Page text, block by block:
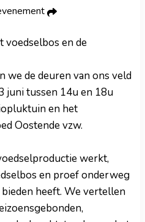
voedselbos en de
we de deuren van ons veld
juni tussen 14u en 18u
en het
Oostende vzw.
werkt,
en proef onderweg
heeft. We vertellen